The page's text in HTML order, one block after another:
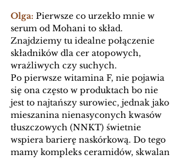
Olga: Pierwsze co urzekło mnie w
serum od Mohani to skład.
Znajdziemy tu idealne połączenie
składników dla cer atopowych,
wrażliwych czy suchych.
Po pierwsze witamina F, nie pojawia
się ona często w produktach bo nie
jest to najtańszy surowiec, jednak jako
mieszanina nienasyconych kwasów
tłuszczowych (NNKT) świetnie
wspiera barierę naskórkową. Do tego
mamy kompleks ceramidów, skwalan